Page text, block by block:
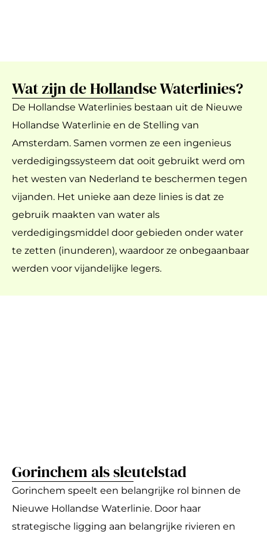
Wat zijn de Hollandse Waterlinies?
De Hollandse Waterlinies bestaan uit de Nieuwe
Hollandse Waterlinie en de Stelling van
Amsterdam. Samen vormen ze een ingenieus
verdedigingssysteem dat ooit gebruikt werd om
het westen van Nederland te beschermen tegen
vijanden. Het unieke aan deze linies is dat ze
gebruik maakten van water als
verdedigingsmiddel door gebieden onder water
te zetten (inunderen), waardoor ze onbegaanbaar
werden voor vijandelijke legers.
Gorinchem als sleutelstad
Gorinchem speelt een belangrijke rol binnen de
Nieuwe Hollandse Waterlinie. Door haar
strategische ligging aan belangrijke rivieren en